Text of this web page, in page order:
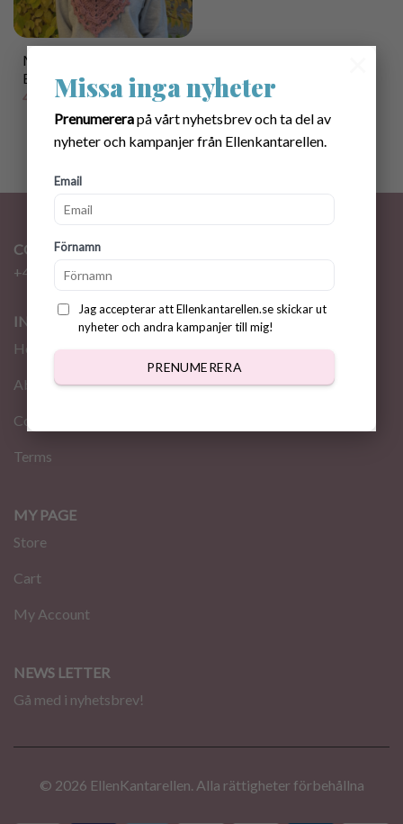
Missa inga nyheter
Prenumererapå vårt nyhetsbrev och ta del av
nyheter och kampanjer från Ellenkantarellen.
Email
Förnamn
Jag accepterar att Ellenkantarellen.se skickar ut
nyheter och andra kampanjer till mig!
PRENUMERERA
Mönster virkade
Ellenhuva/Balaklava
40.00kr
CONTACT
+46 72 310 46 48
INFORMATION
Home
About me
Contact
Terms
MY PAGE
Store
Cart
My Account
NEWS LETTER
Gå med i nyhetsbrev!
© 2026 EllenKantarellen. Alla rättigheter förbehållna